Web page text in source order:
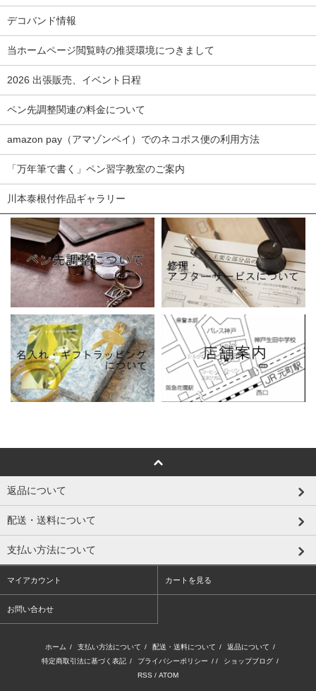
デコバンド情報
当ホームページ閲覧時の推奨環境につきまして
2026 出張販売、イベント日程
ペン先調整関連の料金について
amazon pay（アマゾンペイ）でのネコポス便の利用方法
「万年筆で書く」ペン習字教室のご案内
川本泰根付作品ギャラリー
返品について
配送・送料について
支払い方法について
マイアカウント カートを見る
お問い合わせ
ホーム / 支払い方法について / 配送・送料について / 返品について /
特定商取引法に基づく表記 / プライバシーポリシー / / ショップブログ /
RSS / ATOM